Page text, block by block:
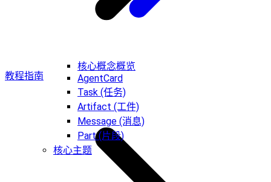
核心概念概览
AgentCard
Task (任务)
Artifact (工件)
Message (消息)
Part (片段)
核心主题
教程指南